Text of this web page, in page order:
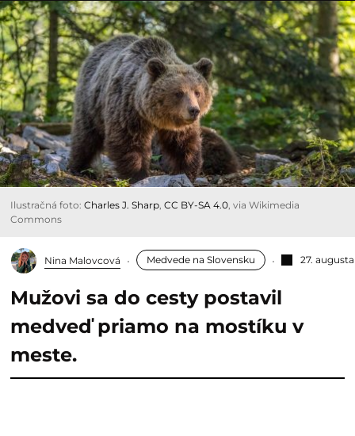
Ilustračná foto: Charles J. Sharp CC BY-SA 4.0 , via Wikimedia
Commons
Nina Malovcová Medvede na Slovensku 27.
Mužovi sa do cesty postavil
medveď priamo na mostíku v
meste.